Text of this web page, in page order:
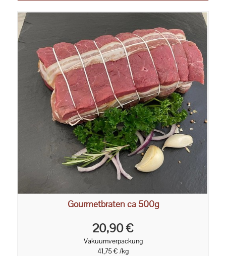
Gourmetbraten ca 500g
20,90 €
Vakuumverpackung
41,75 € /kg